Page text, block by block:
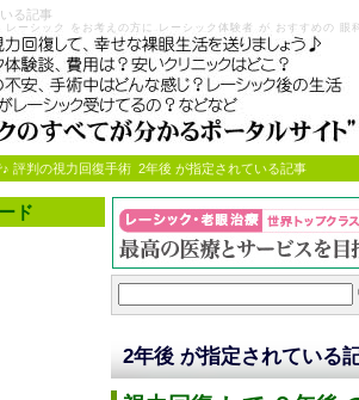
る記事
ーシック をお考えの方に レーシック体験者 が おすすめの
評判の視力回復手術 2年後 が指定されている記事
2年後 が指定されている
ド